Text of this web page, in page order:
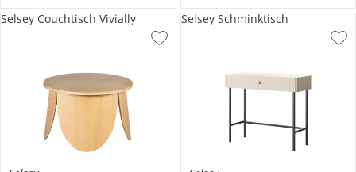
Selsey Couchtisch Vivially Selsey Schminktisch